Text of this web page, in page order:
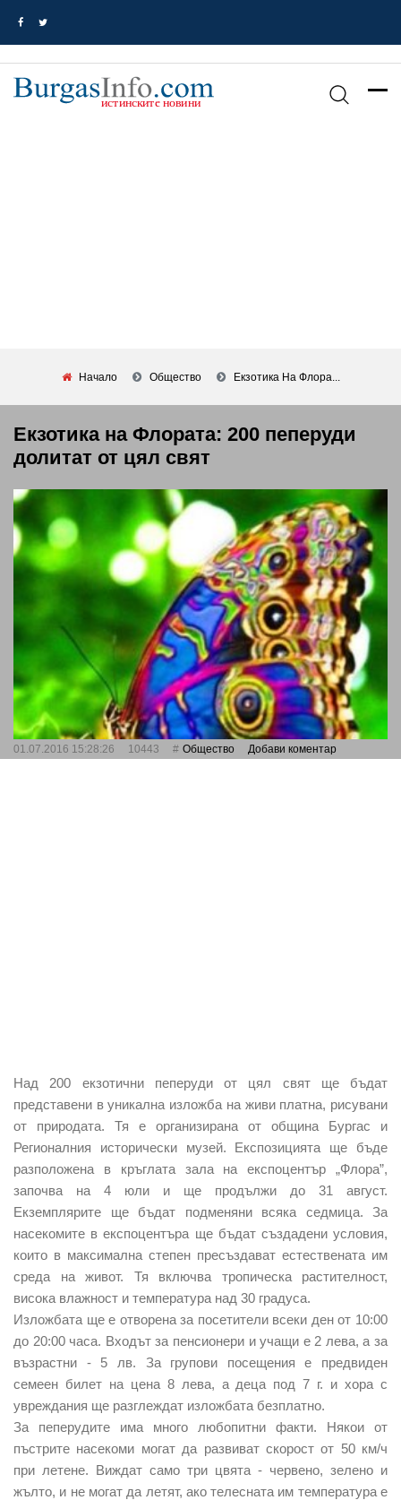
Начало Общество Екзотика На Флора...
Екзотика на Флората: 200 пеперуди
долитат от цял свят
01.07.2016 15:28:26 10443 Общество Добави коментар
Над 200 екзотични пеперуди от цял свят ще бъдат
представени в уникална изложба на живи платна, рисувани
от природата. Тя е организирана от община Бургас и
Регионалния исторически музей. Експозицията ще бъде
разположена в кръглата зала на експоцентър „Флора”,
започва на 4 юли и ще продължи до 31 август.
Екземплярите ще бъдат подменяни всяка седмица. За
насекомите в експоцентъра ще бъдат създадени условия,
които в максимална степен пресъздават естествената им
среда на живот. Тя включва тропическа растителност,
висока влажност и температура над 30 градуса.
Изложбата ще е отворена за посетители всеки ден от 10:00
до 20:00 часа. Входът за пенсионери и учащи е 2 лева, а за
възрастни - 5 лв. За групови посещения е предвиден
семеен билет на цена 8 лева, а деца под 7 г. и хора с
увреждания ще разглеждат изложбата безплатно.
За пеперудите има много любопитни факти. Някои от
пъстрите насекоми могат да развиват скорост от 50 км/ч
при летене. Виждат само три цвята - червено, зелено и
жълто, и не могат да летят, ако телесната им температура е